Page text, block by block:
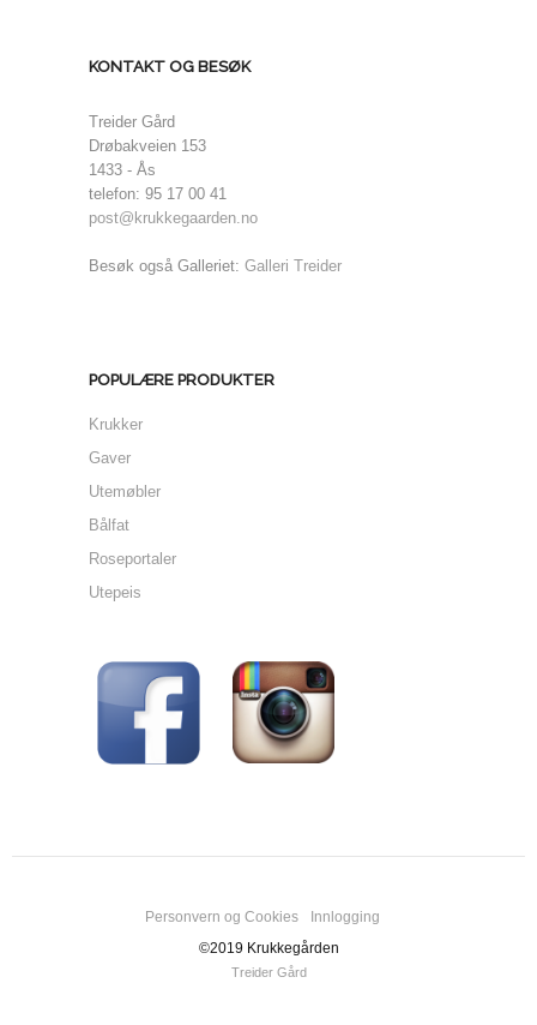
KONTAKT OG BESØK
Treider Gård
Drøbakveien 153
1433 - Ås
telefon: 95 17 00 41
post@krukkegaarden.no
Besøk også Galleriet: Galleri Treider
POPULÆRE PRODUKTER
Krukker
Gaver
Utemøbler
Bålfat
Roseportaler
Utepeis
Personvern og Cookies
Innlogging
©2019 Krukkegården
Treider Gård